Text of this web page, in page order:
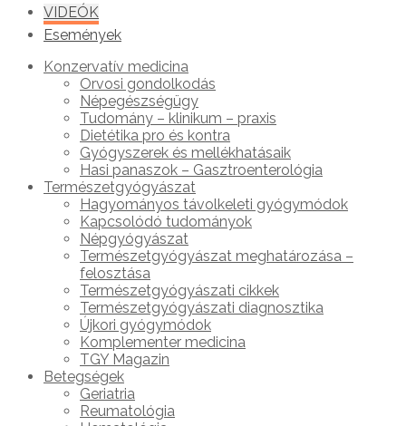
VIDEÓK
Események
Konzervatív medicina
Orvosi gondolkodás
Népegészségügy
Tudomány – klinikum – praxis
Dietétika pro és kontra
Gyógyszerek és mellékhatásaik
Hasi panaszok – Gasztroenterológia
Természetgyógyászat
Hagyományos távolkeleti gyógymódok
Kapcsolódó tudományok
Népgyógyászat
Természetgyógyászat meghatározása –
felosztása
Természetgyógyászati cikkek
Természetgyógyászati diagnosztika
Újkori gyógymódok
Komplementer medicina
TGY Magazin
Betegségek
Geriatria
Reumatológia